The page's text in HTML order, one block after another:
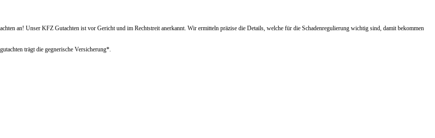
an! Unser KFZ Gutachten ist vor Gericht und im Rechtstreit anerkannt. Wir ermitteln präzise die Details, welche für die Schadenregulierung wichtig sind, damit bekommen
trägt die gegnerische Versicherung*.